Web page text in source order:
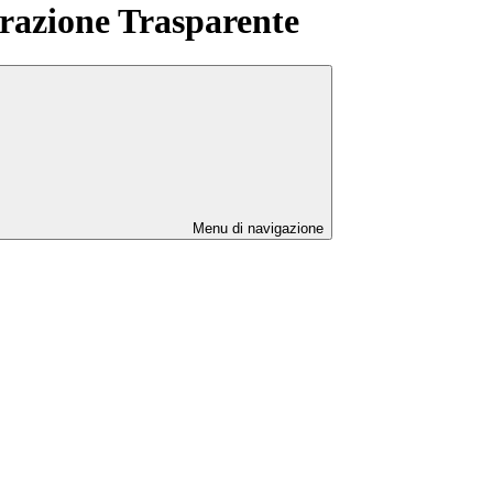
Trasparente
Menu di navigazione